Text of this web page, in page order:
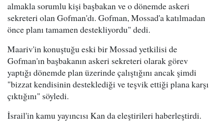
almakla sorumlu kişi başbakan ve o dönemde askeri
sekreteri olan Gofman'dı. Gofman, Mossad'a katılmadan
önce planı tamamen destekliyordu" dedi.
Maariv'in konuştuğu eski bir Mossad yetkilisi de
Gofman'ın başbakanın askeri sekreteri olarak görev
yaptığı dönemde plan üzerinde çalıştığını ancak şimdi
"bizzat kendisinin desteklediği ve teşvik ettiği plana karşı
çıktığını" söyledi.
İsrail'in kamu yayıncısı Kan da eleştirileri haberleştirdi.